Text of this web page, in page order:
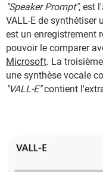
"Speaker Prompt", est
VALL-E de synthétiser
est un enregistrement
pouvoir le comparer
Microsoft. La
une synthèse vocale
"VALL-E"contient